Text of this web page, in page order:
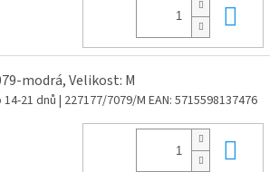
modrá, Velikost: M
21 dnů| 227177/7079/M EAN: 5715598137476